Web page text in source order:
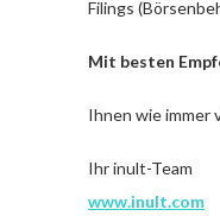
Filings
Mit besten
Ihnen wie immer
Ihr inult-Team
www.inult.com